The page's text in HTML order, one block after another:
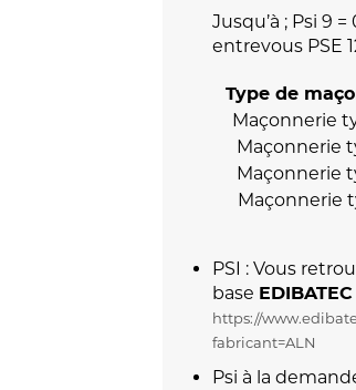
Jusqu’à ; Psi 9
entrevous PSE
Type de
Maçonnerie
Maçonnerie
Maçonnerie
Maçonnerie
PSI : Vous
base EDIBATEC
https://
fabricant=ALN
Psi à la